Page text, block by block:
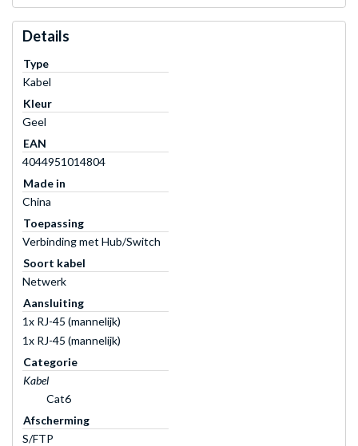
Details
Type
Kabel
Kleur
Geel
EAN
4044951014804
Made in
China
Toepassing
Verbinding met Hub/Switch
Soort kabel
Netwerk
Aansluiting
1x RJ-45 (mannelijk)
1x RJ-45 (mannelijk)
Categorie
Kabel
Cat6
Afscherming
S/FTP